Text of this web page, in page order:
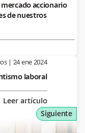
accionario
de nuestros
Siguiente
| 24 ene 2024
laboral
Leer artículo